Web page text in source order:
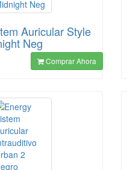
Auricular Style
Neg
Comprar Ahora